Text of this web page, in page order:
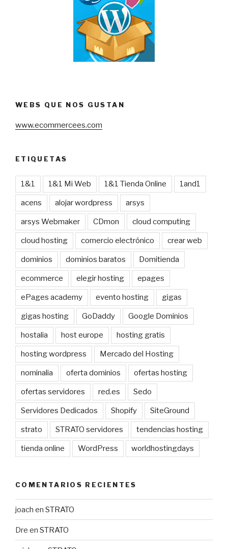
WEBS QUE NOS GUSTAN
www.ecommercees.com
ETIQUETAS
1&1 1&1 Mi Web 1&1 Tienda Online 1and1
acens alojar wordpress arsys
arsys Webmaker CDmon cloud computing
cloud hosting comercio electrónico crear web
dominios dominios baratos Domitienda
ecommerce elegir hosting epages
ePages academy evento hosting gigas
gigas hosting GoDaddy Google Dominios
hostalia host europe hosting gratis
hosting wordpress Mercado del Hosting
nominalia oferta dominios ofertas hosting
ofertas servidores red.es Sedo
Servidores Dedicados Shopify SiteGround
strato STRATO servidores tendencias hosting
tienda online WordPress worldhostingdays
COMENTARIOS RECIENTES
joach en STRATO
Dre en STRATO